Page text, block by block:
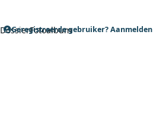
DossierFotoalbum
Geregistreerde gebruiker? Aanmelden